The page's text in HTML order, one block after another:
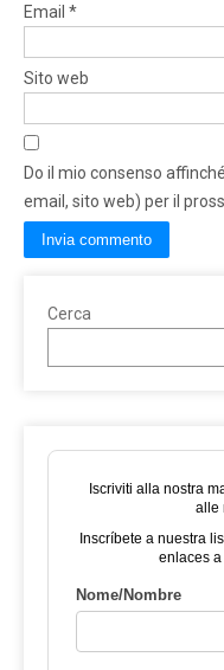
Email *
Sito web
Do il mio consenso
email, sito web) per il
Cerca
Iscriviti alla nostra
alle
Inscríbete a nuestra
enlaces
Nome/Nombre